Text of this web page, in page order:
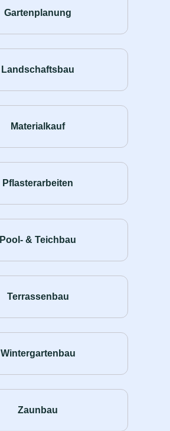
Gartenplanung
Landschaftsbau
Materialkauf
Pflasterarbeiten
Pool- & Teichbau
Terrassenbau
Wintergartenbau
Zaunbau